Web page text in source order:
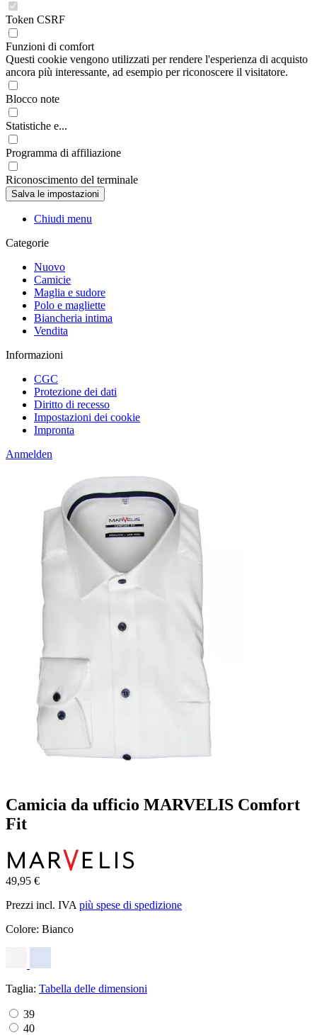
Token CSRF
Funzioni di comfort
Questi cookie vengono utilizzati per rendere l'esperienza di acquisto
ancora più interessante, ad esempio per riconoscere il visitatore.
Blocco note
Statistiche e...
Programma di affiliazione
Riconoscimento del terminale
Chiudi menu
Categorie
Nuovo
Camicie
Maglia e sudore
Polo e magliette
Biancheria intima
Vendita
Informazioni
CGC
Protezione dei dati
Diritto di recesso
Impostazioni dei cookie
Impronta
Anmelden
Camicia da ufficio MARVELIS Comfort
Fit
49,95 €
Prezzi incl. IVA più spese di spedizione
Colore: Bianco
Taglia: Tabella delle dimensioni
39
40